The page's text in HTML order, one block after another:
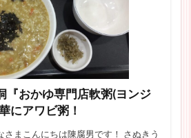
『おかゆ専門店軟粥(ヨンジ
にアワビ粥！
さまこんにちは陳腐男です！ さぬきう